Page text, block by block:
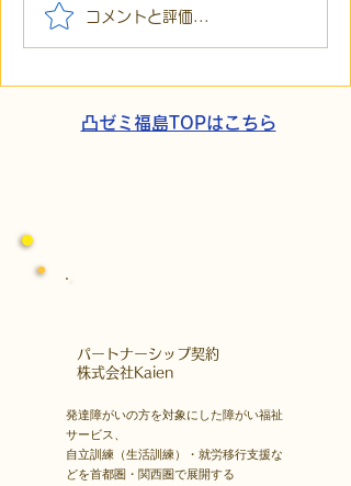
【代表ブログ】アメフト
の戦略思考に学ぶ！発達
コメントと評価...
凸ゼミ福島TOPはこちら
​パートナーシップ契約
​株式会社Kaien
発達障がいの方を対象にした障がい福祉
サービス、
自立訓練（生活訓練）・就労移行支援な
どを首都圏・関西圏で展開する